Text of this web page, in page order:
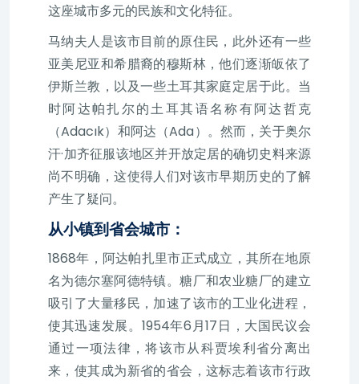
这座城市多元的民族和文化特征。
马纳夫人是该市目前的原住民，此外还有一些
亚美尼亚和希腊裔的穆斯林，他们逐渐皈依了
伊斯兰教，以及一些土耳其家庭定居于此。当
时阿达帕扎尔的土耳其语名称有阿达哲克
（Adacık）和阿达（Ada）。然而，关于奥尔
汗·加齐征服该地区并开放定居的确切史料来源
尚不明确，这使得人们对该市早期历史的了解
产生了疑问。
从小镇到省会城市：
1868年，阿达帕扎里市正式成立，其所在地原
名为德尔塞阿德特镇。糖厂和农业糖厂的建立
吸引了大量移民，加速了该市的工业化进程，
使其迅速发展。1954年6月17日，大国民议会
通过一项法律，将该市从科贾埃利省分离出
来，使其成为新省的省会，这标志着该市行政